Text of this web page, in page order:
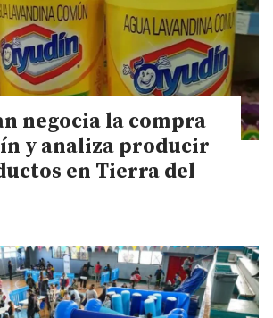
negocia la compra
y analiza producir
en Tierra del